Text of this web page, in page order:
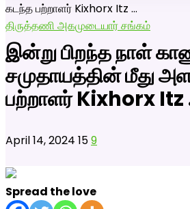
கடந்த பற்றாளர் Kixhorx Itz …
திருத்தணி அகமுடையார் சங்கம்
இன்று பிறந்த நாள்
சமுதாயத்தின் மீது
பற்றாளர் Kixhorx Itz
April 14, 2024 159
Spread the love